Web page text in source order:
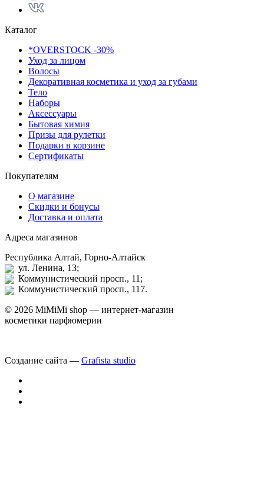
Каталог
*OVERSTOCK -30%
Уход за лицом
Волосы
Декоративная косметика и уход за губами
Тело
Наборы
Аксессуары
Бытовая химия
Призы для рулетки
Подарки в корзине
Сертификаты
Покупателям
О магазине
Скидки и бонусы
Доставка и оплата
Адреса магазинов
Республика Алтай, Горно-Алтайск
ул. Ленина, 13;
Коммунистический просп., 11;
Коммунистический просп., 117.
© 2026 MiMiMi shop — интернет-магазин
косметики парфюмерии
Создание сайта — Grafista studio